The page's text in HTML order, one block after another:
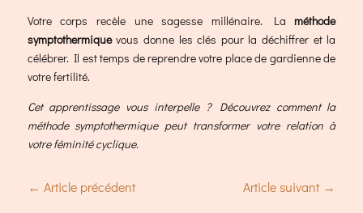
Votre corps recèle une sagesse millénaire. Laméthode
symptothermiquevous donne les clés pour la déchiffrer et la
célébrer. Il est temps de reprendre votre place de gardienne de
votre fertilité.
Cet apprentissage vous interpelle ? Découvrez comment la
méthode symptothermique peut transformer votre relation à
votre féminité cyclique.
← Article précédent Article suivant→